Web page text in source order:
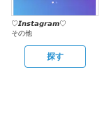
♡𝙄𝙣𝙨𝙩𝙖𝙜𝙧𝙖𝙢♡
その他
探す